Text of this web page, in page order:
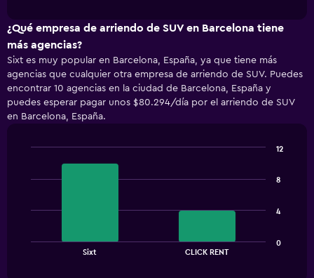
X
displaying
categories.
Range:
5
categories.
The
has
values.
¿Qué empresa de arriendo de SUV en Barcelona tiene
más agencias?
Sixt es muy popular en Barcelona, España, ya que tiene más
agencias que cualquier otra empresa de arriendo de SUV. Puedes
encontrar 10 agencias en la ciudad de Barcelona, España y
puedes esperar pagar unos $80.294/día por el arriendo de SUV
en Barcelona, España.
Sixt CLICK RENT
0
4
8
12